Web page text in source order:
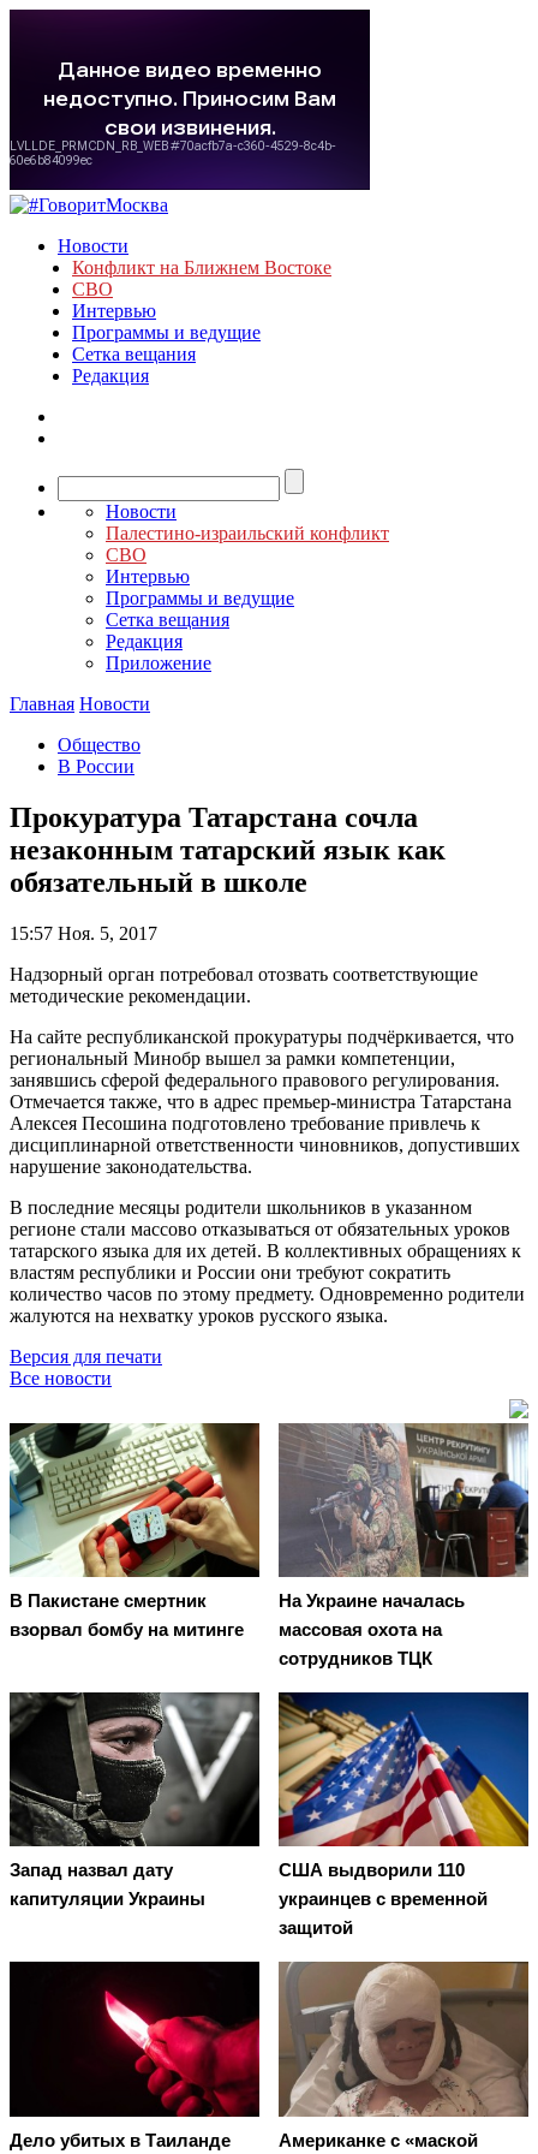
Новости
Конфликт на Ближнем Востоке
СВО
Интервью
Программы и ведущие
Сетка вещания
Редакция
Новости
Палестино-израильский конфликт
СВО
Интервью
Программы и ведущие
Сетка вещания
Редакция
Приложение
Главная Новости
Общество
В России
Прокуратура Татарстана сочла
незаконным татарский язык как
обязательный в школе
15:57 Ноя. 5, 2017
Надзорный орган потребовал отозвать соответствующие
методические рекомендации.
На сайте республиканской прокуратуры подчёркивается, что
региональный Минобр вышел за рамки компетенции,
занявшись сферой федерального правового регулирования.
Отмечается также, что в адрес премьер-министра Татарстана
Алексея Песошина подготовлено требование привлечь к
дисциплинарной ответственности чиновников, допустивших
нарушение законодательства.
В последние месяцы родители школьников в указанном
регионе стали массово отказываться от обязательных уроков
татарского языка для их детей. В коллективных обращениях к
властям республики и России они требуют сократить
количество часов по этому предмету. Одновременно родители
жалуются на нехватку уроков русского языка.
Версия для печати
Все новости
В Пакистане смертник
взорвал бомбу на митинге
На Украине началась
массовая охота на
сотрудников ТЦК
Запад назвал дату
капитуляции Украины
США выдворили 110
украинцев с временной
защитой
Дело убитых в Таиланде Американке с «маской